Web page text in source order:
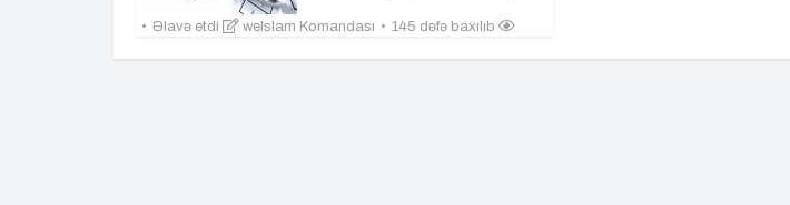
Əlavə etdi weIslam Komandası 145 dəfə baxılıb